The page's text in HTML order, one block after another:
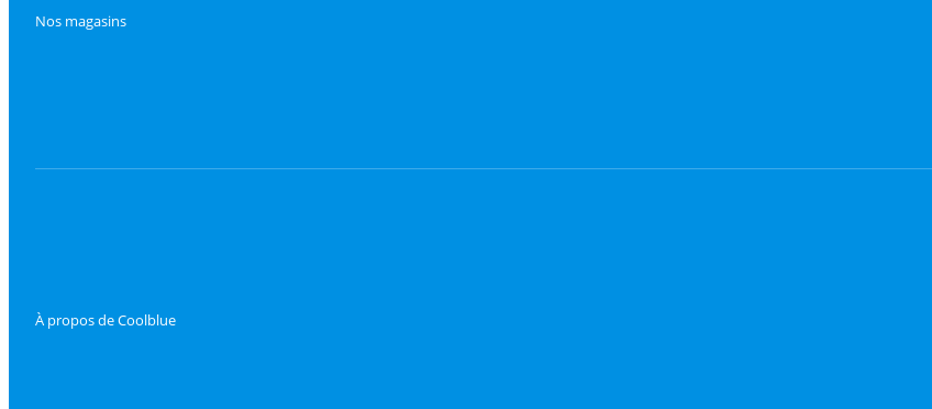
Nos magasins
À propos de Coolblue